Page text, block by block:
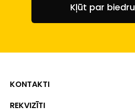
Kļūt par biedru
KONTAKTI
Biznesa centrs "VERDE" Roberta
REKVIZĪTI